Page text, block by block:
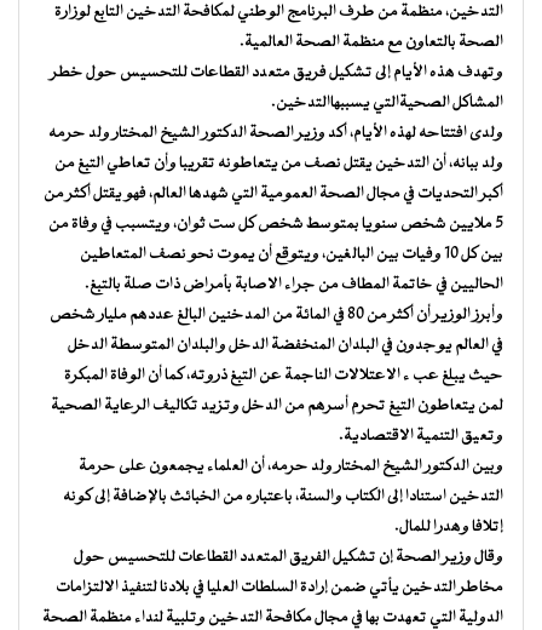
التدخين، منظمة من طرف البرنامج الوطني لمكافحة التدخين التابع لوزارة
الصحة بالتعاون مع منظمة الصحة العالمية.
وتهدف هذه الأيام إلى تشكيل فريق متعدد القطاعات للتحسيس حول خطر
المشاكل الصحيةالتي يسببهاالتدخين.
ولدى افتتاحه لهذه الأيام، أكد وزير الصحة الدكتور الشيخ المختار ولد حرمه
ولد ببانه، أن التدخين يقتل نصف من يتعاطونه تقريبا وأن تعاطي التبغ من
أكبر التحديات في مجال الصحة العمومية التي شهدها العالم، فهو يقتل أكثر من
5 ملايين شخص سنويا بمتوسط شخص كل ست ثوان، ويتسبب في وفاة من
بين كل 10 وفيات بين البالغين، ويتوقع أن يموت نحو نصف المتعاطين
الحاليين في خاتمة المطاف من جراء الاصابة بأمراض ذات صلة بالتبغ.
وأبرز الوزير أن أكثر من 80 في المائة من المدخنين البالغ عددهم مليار شخص
في العالم يوجدون في البلدان المنخفضة الدخل والبلدان المتوسطة الدخل
حيث يبلغ عب ء الاعتلالات الناجمة عن التبغ ذروته، كما أن الوفاة المبكرة
لمن يتعاطون التبغ تحرم أسرهم من الدخل وتزيد تكاليف الرعاية الصحية
وتعيق التنمية الاقتصادية.
وبين الدكتور الشيخ المختار ولد حرمه، أن العلماء يجمعون على حرمة
التدخين استنادا إلى الكتاب والسنة، باعتباره من الخبائث بالإضافة إلى كونه
إتلافا وهدرا للمال.
وقال وزير الصحة إن تشكيل الفريق المتعدد القطاعات للتحسيس حول
مخاطر التدخين يأتي ضمن إرادة السلطات العليا في بلادنا لتنفيذ الالتزامات
الدولية التي تعهدت بها في مجال مكافحة التدخين وتلبية لنداء منظمة الصحة